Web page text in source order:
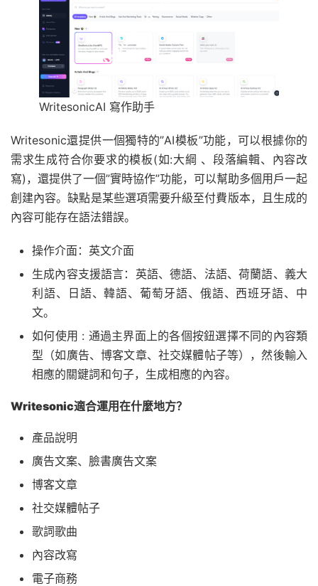
WritesonicAI 寫作助手
Writesonic還提供一個獨特的”AI模板”功能，可以根據你的
需求生成符合你要求的模板(如:大綱 、段落編輯、內容改
寫)，還提供了一個”實時協作”功能，可以幫助多個用戶一起
創建內容。缺點是某些選項需要升級至付費版本，且生成的
內容可能存在語法錯誤。
操作介面：英文介面
生成內容支援語言：英語、德語、法語、荷蘭語、義大
利語、日語、韓語、葡萄牙語、俄語、西班牙語、中
文。
如何使用 : 通過主界面上的各個按鈕選擇不同的內容類
型（如廣告、博客文章、社交媒體帖子等），然後輸入
相應的關鍵詞和句子，生成相應的內容。
Writesonic適合運用在什麼地方？
產品說明
廣告文案、臉書廣告文案
博客文章
社交媒體帖子
歌詞歌曲
內容改寫
電子商務